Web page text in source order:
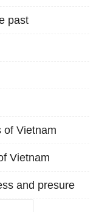
past
of Vietnam
Vietnam
and presure